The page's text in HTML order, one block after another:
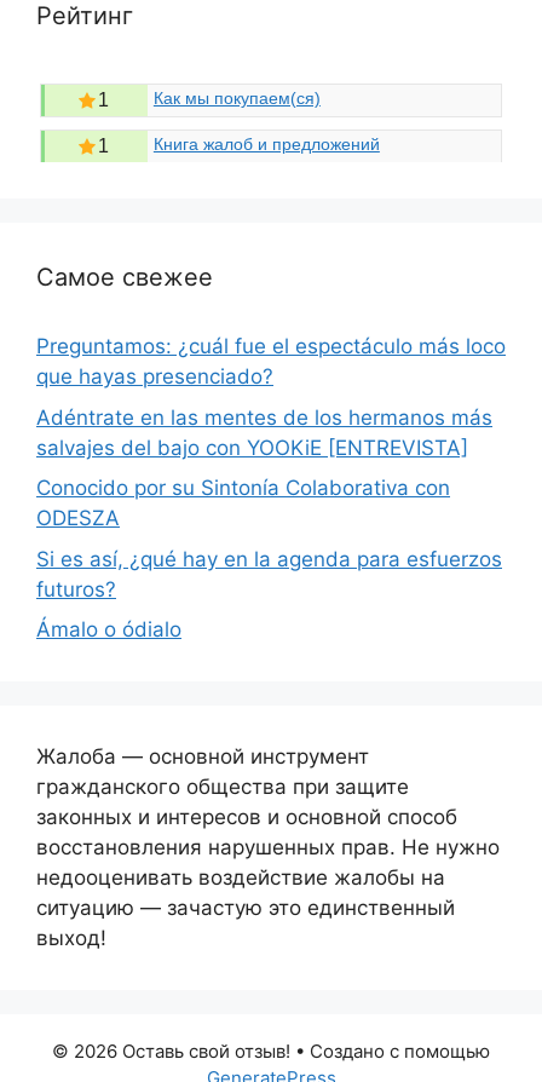
Рейтинг
1 Как мы покупаем(ся)
1 Книга жалоб и предложений
Самое свежее
Preguntamos: ¿cuál fue el espectáculo más loco
que hayas presenciado?
Adéntrate en las mentes de los hermanos más
salvajes del bajo con YOOKiE [ENTREVISTA]
Conocido por su Sintonía Colaborativa con
ODESZA
Si es así, ¿qué hay en la agenda para esfuerzos
futuros?
Ámalo o ódialo
Жалоба — основной инструмент
гражданского общества при защите
законных и интересов и основной способ
восстановления нарушенных прав. Не нужно
недооценивать воздействие жалобы на
ситуацию — зачастую это единственный
выход!
© 2026 Оставь свой отзыв! • Создано с помощью